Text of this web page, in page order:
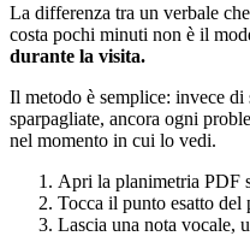
La differenza tra un verbale
costa pochi minuti non è il
durante la visita.
Il metodo è semplice: invece di
sparpagliate, ancora ogni
nel momento in cui lo vedi.
Apri la planimetria PDF
Tocca il punto esatto del
Lascia una nota vocale,